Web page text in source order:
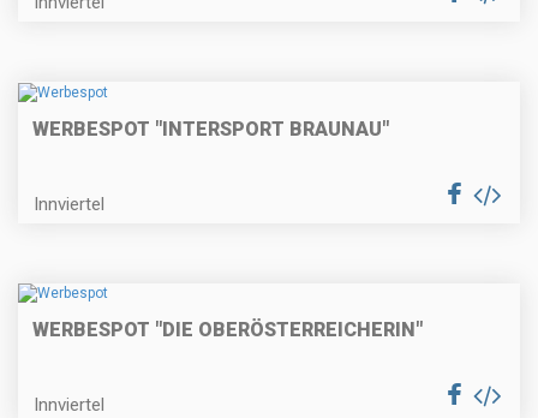
WERBESPOT "INTERSPORT BRAUNAU"
Innviertel
WERBESPOT "DIE OBERÖSTERREICHERIN"
Innviertel